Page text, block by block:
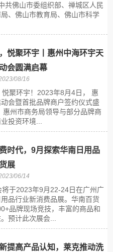
共佛山市委组织部、禅城区人民
、佛山市教育局、佛山市科学
悦聚环宇丨惠州中海环宇天
会圆满启幕
08/16
悦聚环宇！2023年8月4日， 惠
会暨首批品牌商户签约仪式盛
州市商务局领导与部分品牌商
投资环境...
时代，9月探索华南日用品
展
06/14
将于2023年9月22-24日在广州广
品行业新消费品展。华南百货
品牌现场竞技，丰富的商品和
预计此次展会...
提高产品认知，莱克推动洗